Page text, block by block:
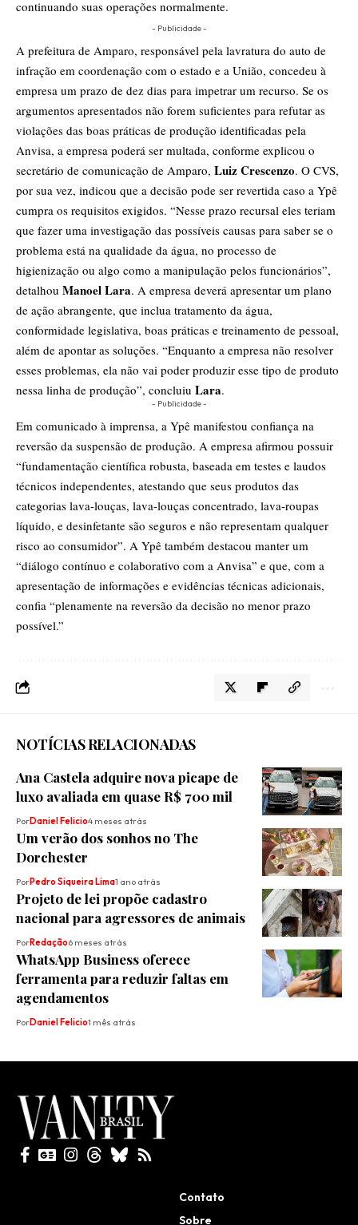
continuando suas operações normalmente.
- Publicidade -
A prefeitura de Amparo, responsável pela lavratura do auto de
infração em coordenação com o estado e a União, concedeu à
empresa um prazo de dez dias para impetrar um recurso. Se os
argumentos apresentados não forem suficientes para refutar as
violações das boas práticas de produção identificadas pela
Anvisa, a empresa poderá ser multada, conforme explicou o
secretário de comunicação de Amparo, Luiz Crescenzo. O CVS,
por sua vez, indicou que a decisão pode ser revertida caso a Ypê
cumpra os requisitos exigidos. “Nesse prazo recursal eles teriam
que fazer uma investigação das possíveis causas para saber se o
problema está na qualidade da água, no processo de
higienização ou algo como a manipulação pelos funcionários”,
detalhou Manoel Lara. A empresa deverá apresentar um plano
de ação abrangente, que inclua tratamento da água,
conformidade legislativa, boas práticas e treinamento de pessoal,
além de apontar as soluções. “Enquanto a empresa não resolver
esses problemas, ela não vai poder produzir esse tipo de produto
nessa linha de produção”, concluiu Lara.
- Publicidade -
Em comunicado à imprensa, a Ypê manifestou confiança na
reversão da suspensão de produção. A empresa afirmou possuir
“fundamentação científica robusta, baseada em testes e laudos
técnicos independentes, atestando que seus produtos das
categorias lava-louças, lava-louças concentrado, lava-roupas
líquido, e desinfetante são seguros e não representam qualquer
risco ao consumidor”. A Ypê também destacou manter um
“diálogo contínuo e colaborativo com a Anvisa” e que, com a
apresentação de informações e evidências técnicas adicionais,
confia “plenamente na reversão da decisão no menor prazo
possível.”
NOTÍCIAS RELACIONADAS
Ana Castela adquire nova picape de
luxo avaliada em quase R$ 700 mil
PorDaniel Felicio4 meses atrás
Um verão dos sonhos no The
Dorchester
PorPedro Siqueira Lima1 ano atrás
Projeto de lei propõe cadastro
nacional para agressores de animais
PorRedação6 meses atrás
WhatsApp Business oferece
ferramenta para reduzir faltas em
agendamentos
PorDaniel Felicio1 mês atrás
Contato
Sobre